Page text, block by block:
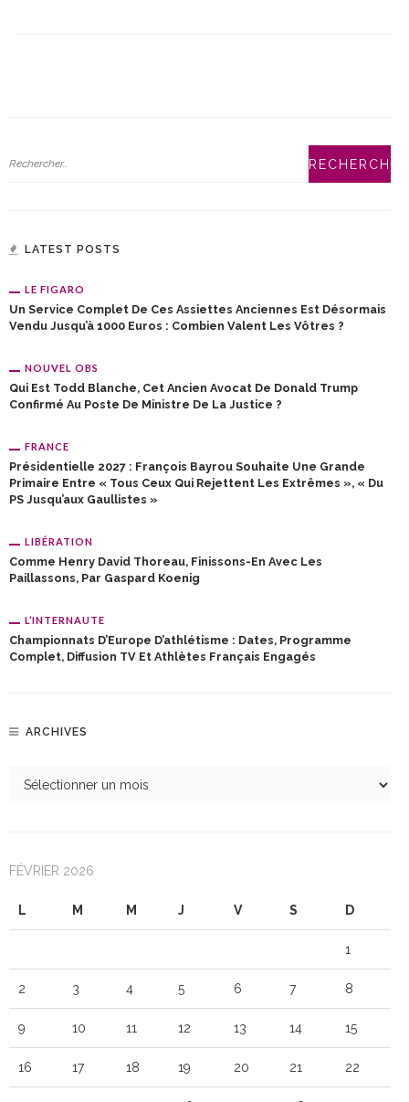
LATEST POSTS
LE FIGARO
Un Service Complet De Ces Assiettes Anciennes Est Désormais
Vendu Jusqu’à 1000 Euros : Combien Valent Les Vôtres ?
NOUVEL OBS
Qui Est Todd Blanche, Cet Ancien Avocat De Donald Trump
Confirmé Au Poste De Ministre De La Justice ?
FRANCE
Présidentielle 2027 : François Bayrou Souhaite Une Grande
Primaire Entre « Tous Ceux Qui Rejettent Les Extrêmes », « Du
PS Jusqu’aux Gaullistes »
LIBÉRATION
Comme Henry David Thoreau, Finissons-En Avec Les
Paillassons, Par Gaspard Koenig
L’INTERNAUTE
Championnats D’Europe D’athlétisme : Dates, Programme
Complet, Diffusion TV Et Athlètes Français Engagés
ARCHIVES
FÉVRIER 2026
L M M J V S D
1
2 3 4 5 6 7 8
9 10 11 12 13 14 15
16 17 18 19 20 21 22